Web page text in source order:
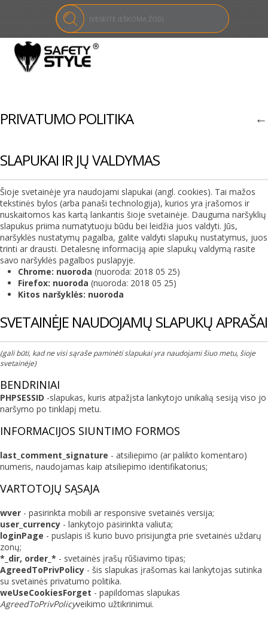
PRIVATUMO POLITIKA ←
SLAPUKAI IR JŲ VALDYMAS
Šioje svetainėje yra naudojami slapukai (angl. cookies). Tai mažos
tekstinės bylos (arba panaši technologija), kurios yra įrašomos ir
nuskaitomos kas kartą lankantis šioje svetainėje. Dauguma naršyklių
slapukus priima numatytuoju būdu bei leidžia juos valdyti. Jūs,
naršyklės nustatymų pagalba, galite valdyti slapukų nustatymus, juos
trinti ar drausti. Detalesnę informaciją apie slapukų valdymą rasite
savo naršyklės pagalbos puslapyje.
Chrome: nuoroda (nuoroda: 2018 05 25)
Firefox: nuoroda (nuoroda: 2018 05 25)
Kitos naršyklės: nuoroda
SVETAINĖJE NAUDOJAMŲ SLAPUKŲ APRAŠAI
(gali būti, kad ne visi sąraše paminėti slapukai yra naudojami šiuo metu, šioje
svetainėje)
BENDRINIAI
PHPSESSID -slapukas, kuris atpažįsta lankytojo unikalią sesiją viso jo
naršymo po tinklapį metu.
INFORMACIJOS SIUNTIMO FORMOS
last_comment_signature - atsiliepimo (ar palikto komentaro)
numeris, naudojamas kaip atsiliepimo identifikatorius;
VARTOTOJŲ SĄSAJA
wver - pasirinkta mobili ar responsive svetainės versija;
user_currency - lankytojo pasirinkta valiuta;
loginPage - puslapis iš kurio buvo prisijungta prie svetainės uždarų
zonų;
*_dir, order_* - svetainės įrašų rūšiavimo tipas;
AgreedToPrivPolicy - šis slapukas įrašomas kai lankytojas sutinka
su svetainės privatumo politika.
weUseCookiesForget - papildomas slapukas
AgreedToPrivPolicyveikimo užtikrinimui.